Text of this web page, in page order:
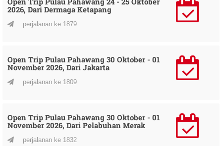
2026, Dari Dermaga Ketapang
perjalanan ke 1879
Open Trip Pulau Pahawang 30 Oktober - 01
November 2026, Dari Jakarta
perjalanan ke 1809
Open Trip Pulau Pahawang 30 Oktober - 01
November 2026, Dari Pelabuhan Merak
perjalanan ke 1832